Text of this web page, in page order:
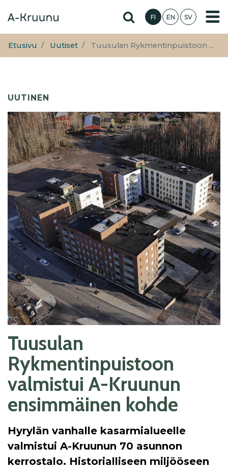
pääsisältöön
Hae sivustolta
FI EN SV
Etusivu Uutiset Tuusulan Rykmentinpuistoon ...
UUTINEN
Tuusulan
Rykmentinpuistoon
valmistui A-Kruunun
ensimmäinen kohde
Hyrylän vanhalle kasarmialueelle
valmistui A-Kruunun 70 asunnon
kerrostalo. Historialliseen miljööseen